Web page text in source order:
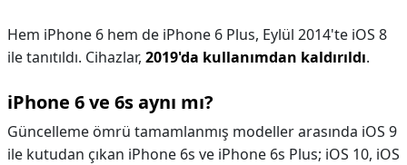
Hem iPhone 6 hem de iPhone 6 Plus, Eylül 2014'te iOS 8
ile tanıtıldı. Cihazlar, 2019'da kullanımdan kaldırıldı.
iPhone 6 ve 6s aynı mı?
Güncelleme ömrü tamamlanmış modeller arasında iOS 9
ile kutudan çıkan iPhone 6s ve iPhone 6s Plus; iOS 10, iOS